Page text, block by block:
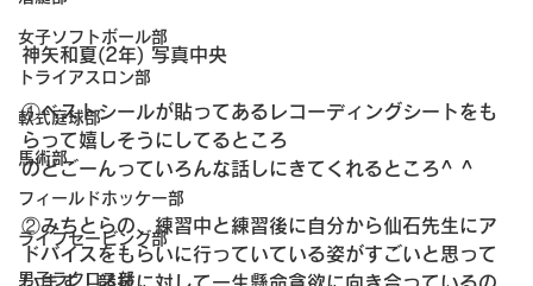
女子ソフトボール部
トライアスロン部
軟式庭球部
馬術部
フィールドホッケー部
ライフセービング部
男子ラクロス部
神矢和夏(2年) 写真中央
①ベストシールが貼ってあるレコーディングシートをも
らって嬉しそうにしてるところ
のどごーんっていろんな話しにきてくれるところ^ ^
②みちとらの、練習中と練習後に自分から仙石先生にア
ドバイスをもらいに行っていている姿がすごいと思って